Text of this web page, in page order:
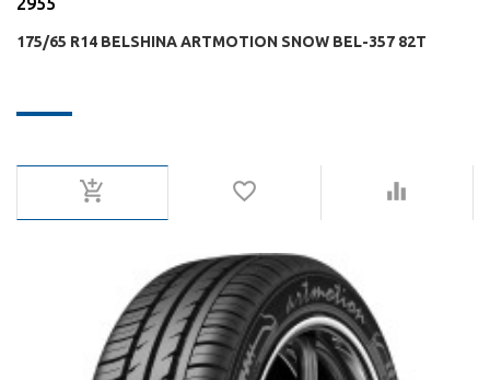
175/65 R14 BELSHINA ARTMOTION SNOW BEL-357 82T